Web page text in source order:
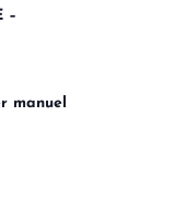
–
manuel